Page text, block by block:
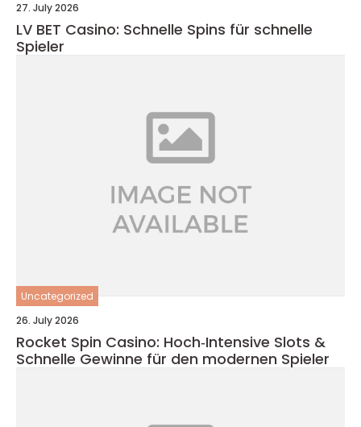
27. July 2026
LV BET Casino: Schnelle Spins für schnelle
Spieler
Uncategorized
26. July 2026
Rocket Spin Casino: Hoch‑Intensive Slots &
Schnelle Gewinne für den modernen Spieler